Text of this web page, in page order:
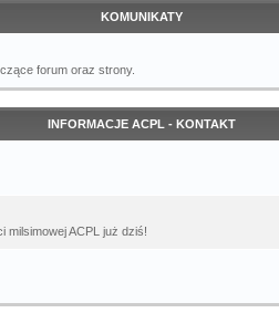
KOMUNIKATY
forum oraz strony.
INFORMACJE ACPL - KONTAKT
milsimowej ACPL już dziś!